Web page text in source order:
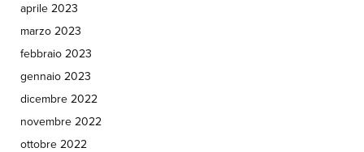
aprile 2023
marzo 2023
febbraio 2023
gennaio 2023
dicembre 2022
novembre 2022
ottobre 2022